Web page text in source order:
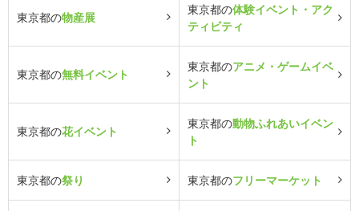
東京都の物産展
東京都の体験イベント・アク
ティビティ
東京都の無料イベント
東京都のアニメ・ゲームイベ
ント
東京都の花イベント
東京都の動物ふれあいイベン
ト
東京都の祭り 東京都のフリーマーケット